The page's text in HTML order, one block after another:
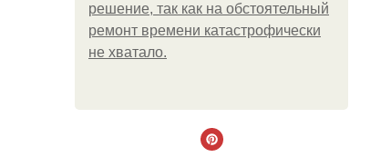
решение, так как на обстоятельный
ремонт времени катастрофически
не хватало.